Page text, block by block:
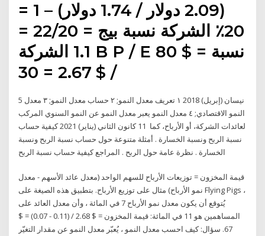
(2.09 دولار / 1.74 دولار) – 1 =
20٪ الشركة نسبة بيج = 22/20 =
1.1 الشركة B P / E نسبة = $ 80
/ $ 2.67 = 30
5 نيسان (إبريل) 2018 ١ تعريف معدل النمو; ٢ حساب معدل النمو; ٣ معدل
النمو الاقتصادي; ٤ معدل النمو يعبر معدل النمو عن النمو السنوي المركب
لعائدات الشركة، أو الأرباح، كما 11 كانون الثاني (يناير) 2021 كيفية حساب
نسبة الربح ونسبة الخسارة . أمثلة متنوعة حول حساب نسبة الربح ونسبة
قيمة المخزون = توزيعات الأرباح للسهم الواحد (معدل عائد الأسهم - معدل
نمو الأرباح) مثال على توزيع الأرباح. بتطبيق هذه الصيغة على Flying Pigs ،
يُتوقع أن يكون معدل نمو الأرباح 7 في المائة ، وأن معدل العائد على
المساهمين هو 11 في المائة: قيمة المخزون = $ 2.68 / (0.11 - 0.07) = $
67. سؤال: كيف احسب معدل النمو ، يُعبّر معدل النمو عن مقدار التغيّر